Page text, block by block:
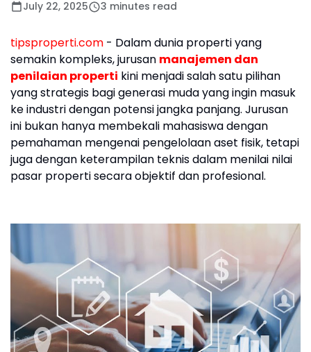
July 22, 2025 3 minutes read
tipsproperti.com - Dalam dunia properti yang
semakin kompleks, jurusan manajemen dan
penilaian properti kini menjadi salah satu pilihan
yang strategis bagi generasi muda yang ingin masuk
ke industri dengan potensi jangka panjang. Jurusan
ini bukan hanya membekali mahasiswa dengan
pemahaman mengenai pengelolaan aset fisik, tetapi
juga dengan keterampilan teknis dalam menilai nilai
pasar properti secara objektif dan profesional.